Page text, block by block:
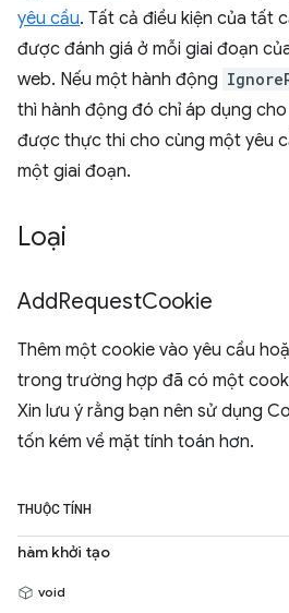
yêu cầu. Tất cả điều kiện của tất
được đánh giá ở mỗi giai đoạn
web. Nếu một hành động
thì hành động đó chỉ áp dụng
được thực thi cho cùng một yêu
một giai đoạn.
Loại
AddRequestCookie
Thêm một cookie vào yêu cầu
trong trường hợp đã có một
Xin lưu ý rằng bạn nên sử dụng
tốn kém về mặt tính toán hơn.
THUỘC TÍNH
hàm khởi tạo
void